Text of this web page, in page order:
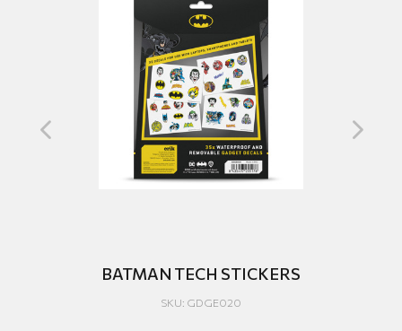
BATMAN TECH STICKERS
SKU: GDGE020